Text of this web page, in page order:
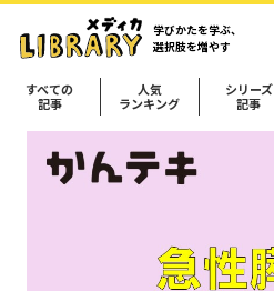
学びかたを学ぶ、
選択肢を増やす
すべての
記事
人気
ランキング
シリーズ
記事